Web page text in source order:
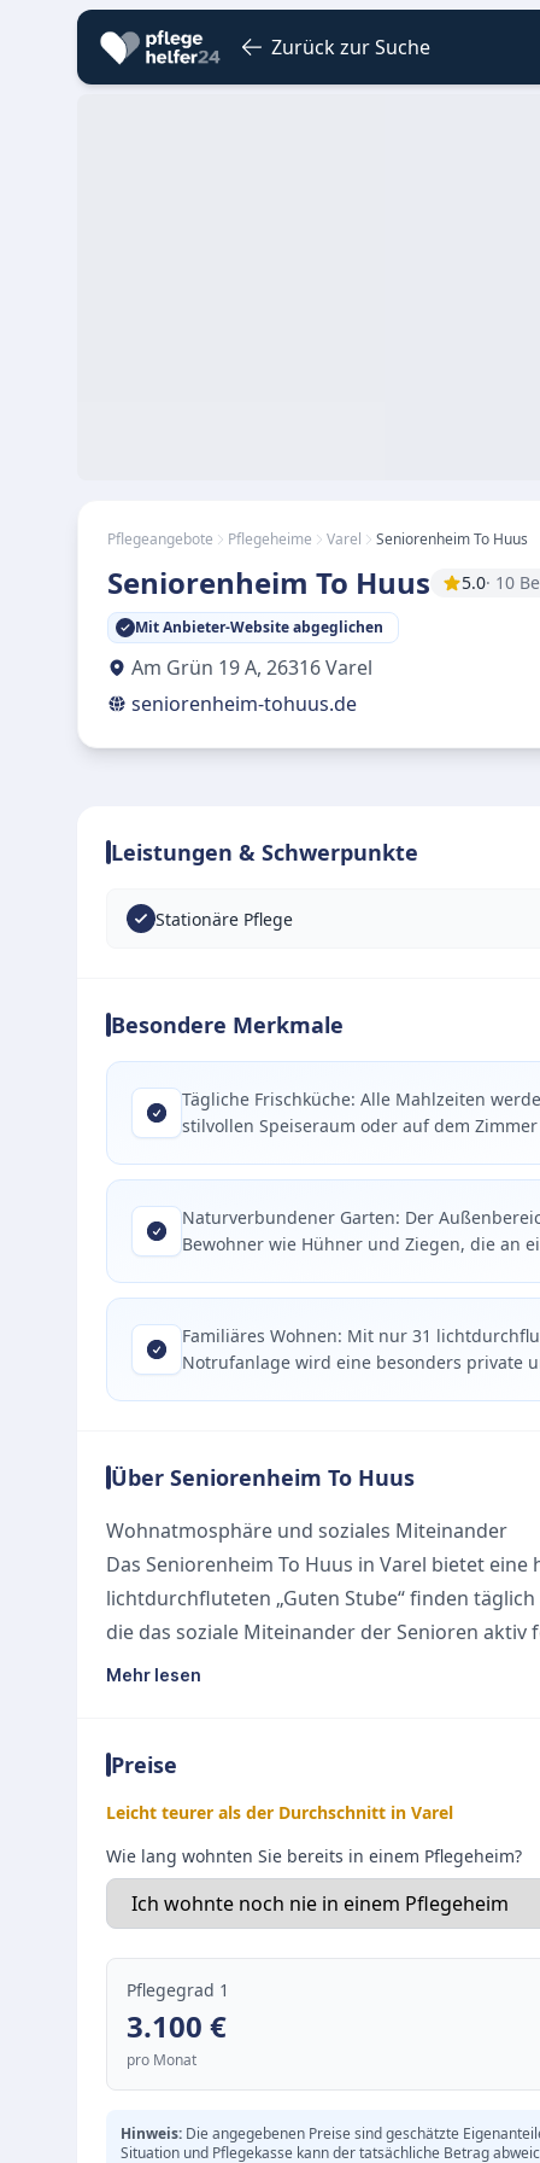
Zurück zur Suche
Pflegeangebote Pflegeheime Varel Seniorenheim To Huus
Seniorenheim To Huus 5.0· 10
Mit Anbieter-Website abgeglichen
Am Grün 19 A, 26316Varel
seniorenheim-tohuus.de
Leistungen & Schwerpunkte
Stationäre Pflege
Besondere Merkmale
Tägliche Frischküche: Alle Mahlzeiten
stilvollen Speiseraum oder auf dem
Naturverbundener Garten: Der
Bewohner wie Hühner und Ziegen, die an
Familiäres Wohnen: Mit nur 31
Notrufanlage wird eine besonders private
Über Seniorenheim To Huus
Wohnatmosphäre und soziales Miteinander
Das Seniorenheim To Huus in Varel bietet
lichtdurchfluteten „Guten Stube“ finden
die das soziale Miteinander der Senioren aktiv
Ausstattung und Zimmer
modernes Pflegebett mit Rausfallschutz, ein
während eigene Möbel zur individuellen
Ein geduldiges und zugewandtes Pflegeteam
Besonders hervorzuheben ist der idyllische
Terrassen und tierischen Begleitern wie
werden alle Mahlzeiten in der hauseigenen
Speiseraum oder direkt auf dem Zimmer
Mehr lesen
Preise
Leicht teurer als der Durchschnitt in Varel
Wie lang wohnten Sie bereits in einem Pflegeheim?
Pflegegrad 1
3.100 €
pro Monat
Hinweis: Die angegebenen Preise sind geschätzte
Situation und Pflegekasse kann der tatsächliche Betrag